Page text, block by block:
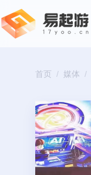
首页 / 媒体 /